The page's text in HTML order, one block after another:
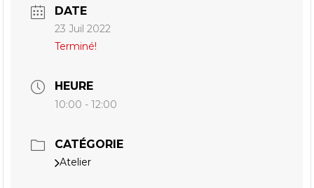
DATE
23 Juil 2022
Terminé!
HEURE
10:00 - 12:00
CATÉGORIE
Atelier